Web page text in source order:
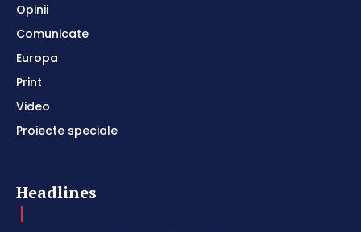
Opinii
Comunicate
Europa
Print
Video
Proiecte speciale
Headlines